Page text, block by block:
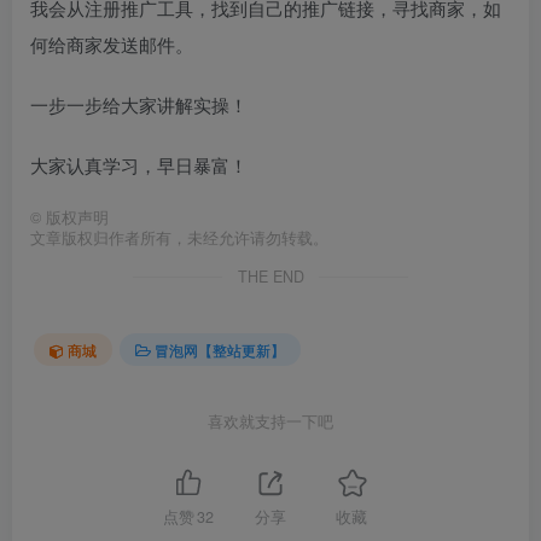
我会从注册推广工具，找到自己的推广链接，寻找商家，如
何给商家发送邮件。
一步一步给大家讲解实操！
大家认真学习，早日暴富！
© 版权声明
文章版权归作者所有，未经允许请勿转载。
THE END
商城 冒泡网【整站更新】
喜欢就支持一下吧
点赞 32 分享 收藏